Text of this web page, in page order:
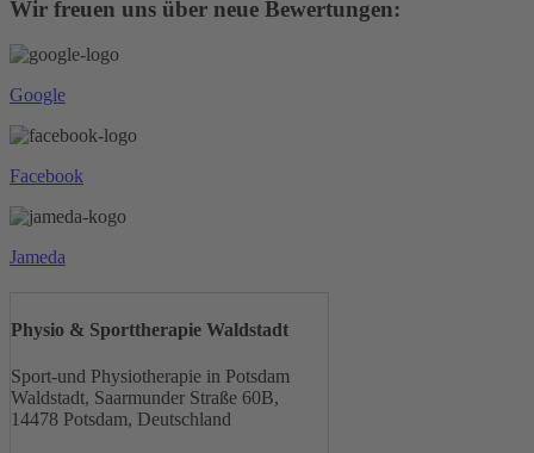
Wir freuen uns über neue Bewertungen:
Google
Facebook
Jameda
Physio & Sporttherapie Waldstadt
Sport-und Physiotherapie in Potsdam
Waldstadt, Saarmunder Straße 60B,
14478 Potsdam, Deutschland